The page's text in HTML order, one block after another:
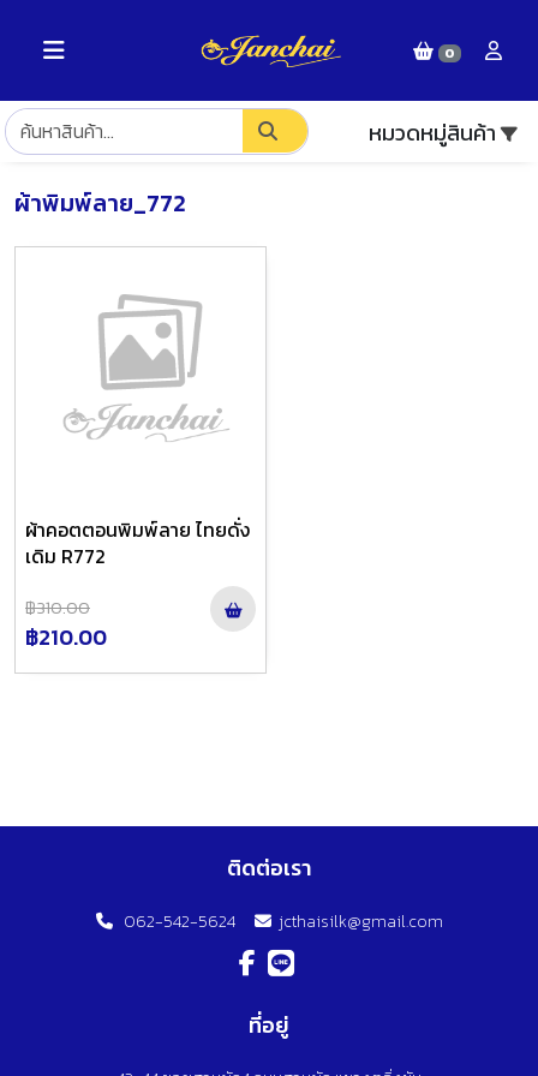
0
หมวดหมู่สินค้า
ผ้าพิมพ์ลาย_772
ผ้าคอตตอนพิมพ์ลาย ไทยดั่ง
เดิม R772
฿310.00
฿210.00
ติดต่อเรา
062-542-5624 jcthaisilk@gmail.com
ที่อยู่